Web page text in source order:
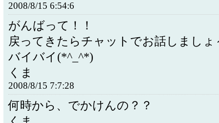
2008/8/15 6:54:6
がんばって！！
戻ってきたらチャットでお話しましょ
バイバイ(*^_^*)
くま
2008/8/15 7:7:28
何時から、でかけんの？？